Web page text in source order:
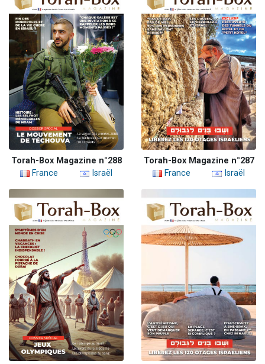
Torah-Box Magazine n°288
France
Israël
Torah-Box Magazine n°287
France
Israël